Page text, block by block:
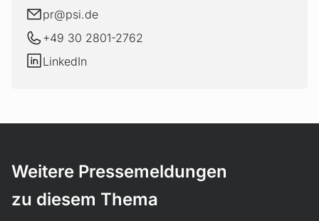
E-Mail
pr@psi.de
+49 30 2801-2762
LinkedIn
LinkedIn
Weitere Pressemeldungen
zu diesem Thema